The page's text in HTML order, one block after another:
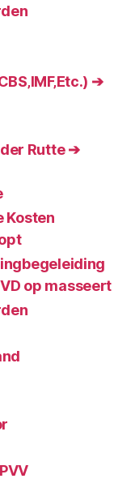
➔
Rutte ➔
Kosten
op masseert